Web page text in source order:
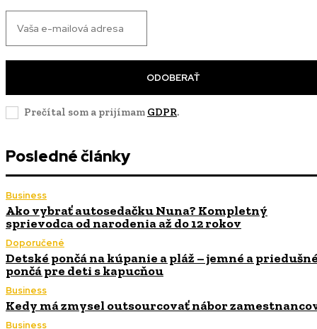
ODOBERAŤ
Prečítal som a prijímam GDPR.
Posledné články
Business
Ako vybrať autosedačku Nuna? Kompletný
sprievodca od narodenia až do 12 rokov
Doporučené
Detské pončá na kúpanie a pláž – jemné a
pončá pre deti s kapucňou
Business
Kedy má zmysel outsourcovať nábor
Business